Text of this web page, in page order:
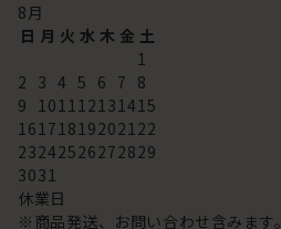
8月
日 月 火 水 木 金 土
1
2 3 4 5 6 7 8
9 101112131415
16171819202122
23242526272829
3031
休業日
※商品発送、お問い合わせ含みます。